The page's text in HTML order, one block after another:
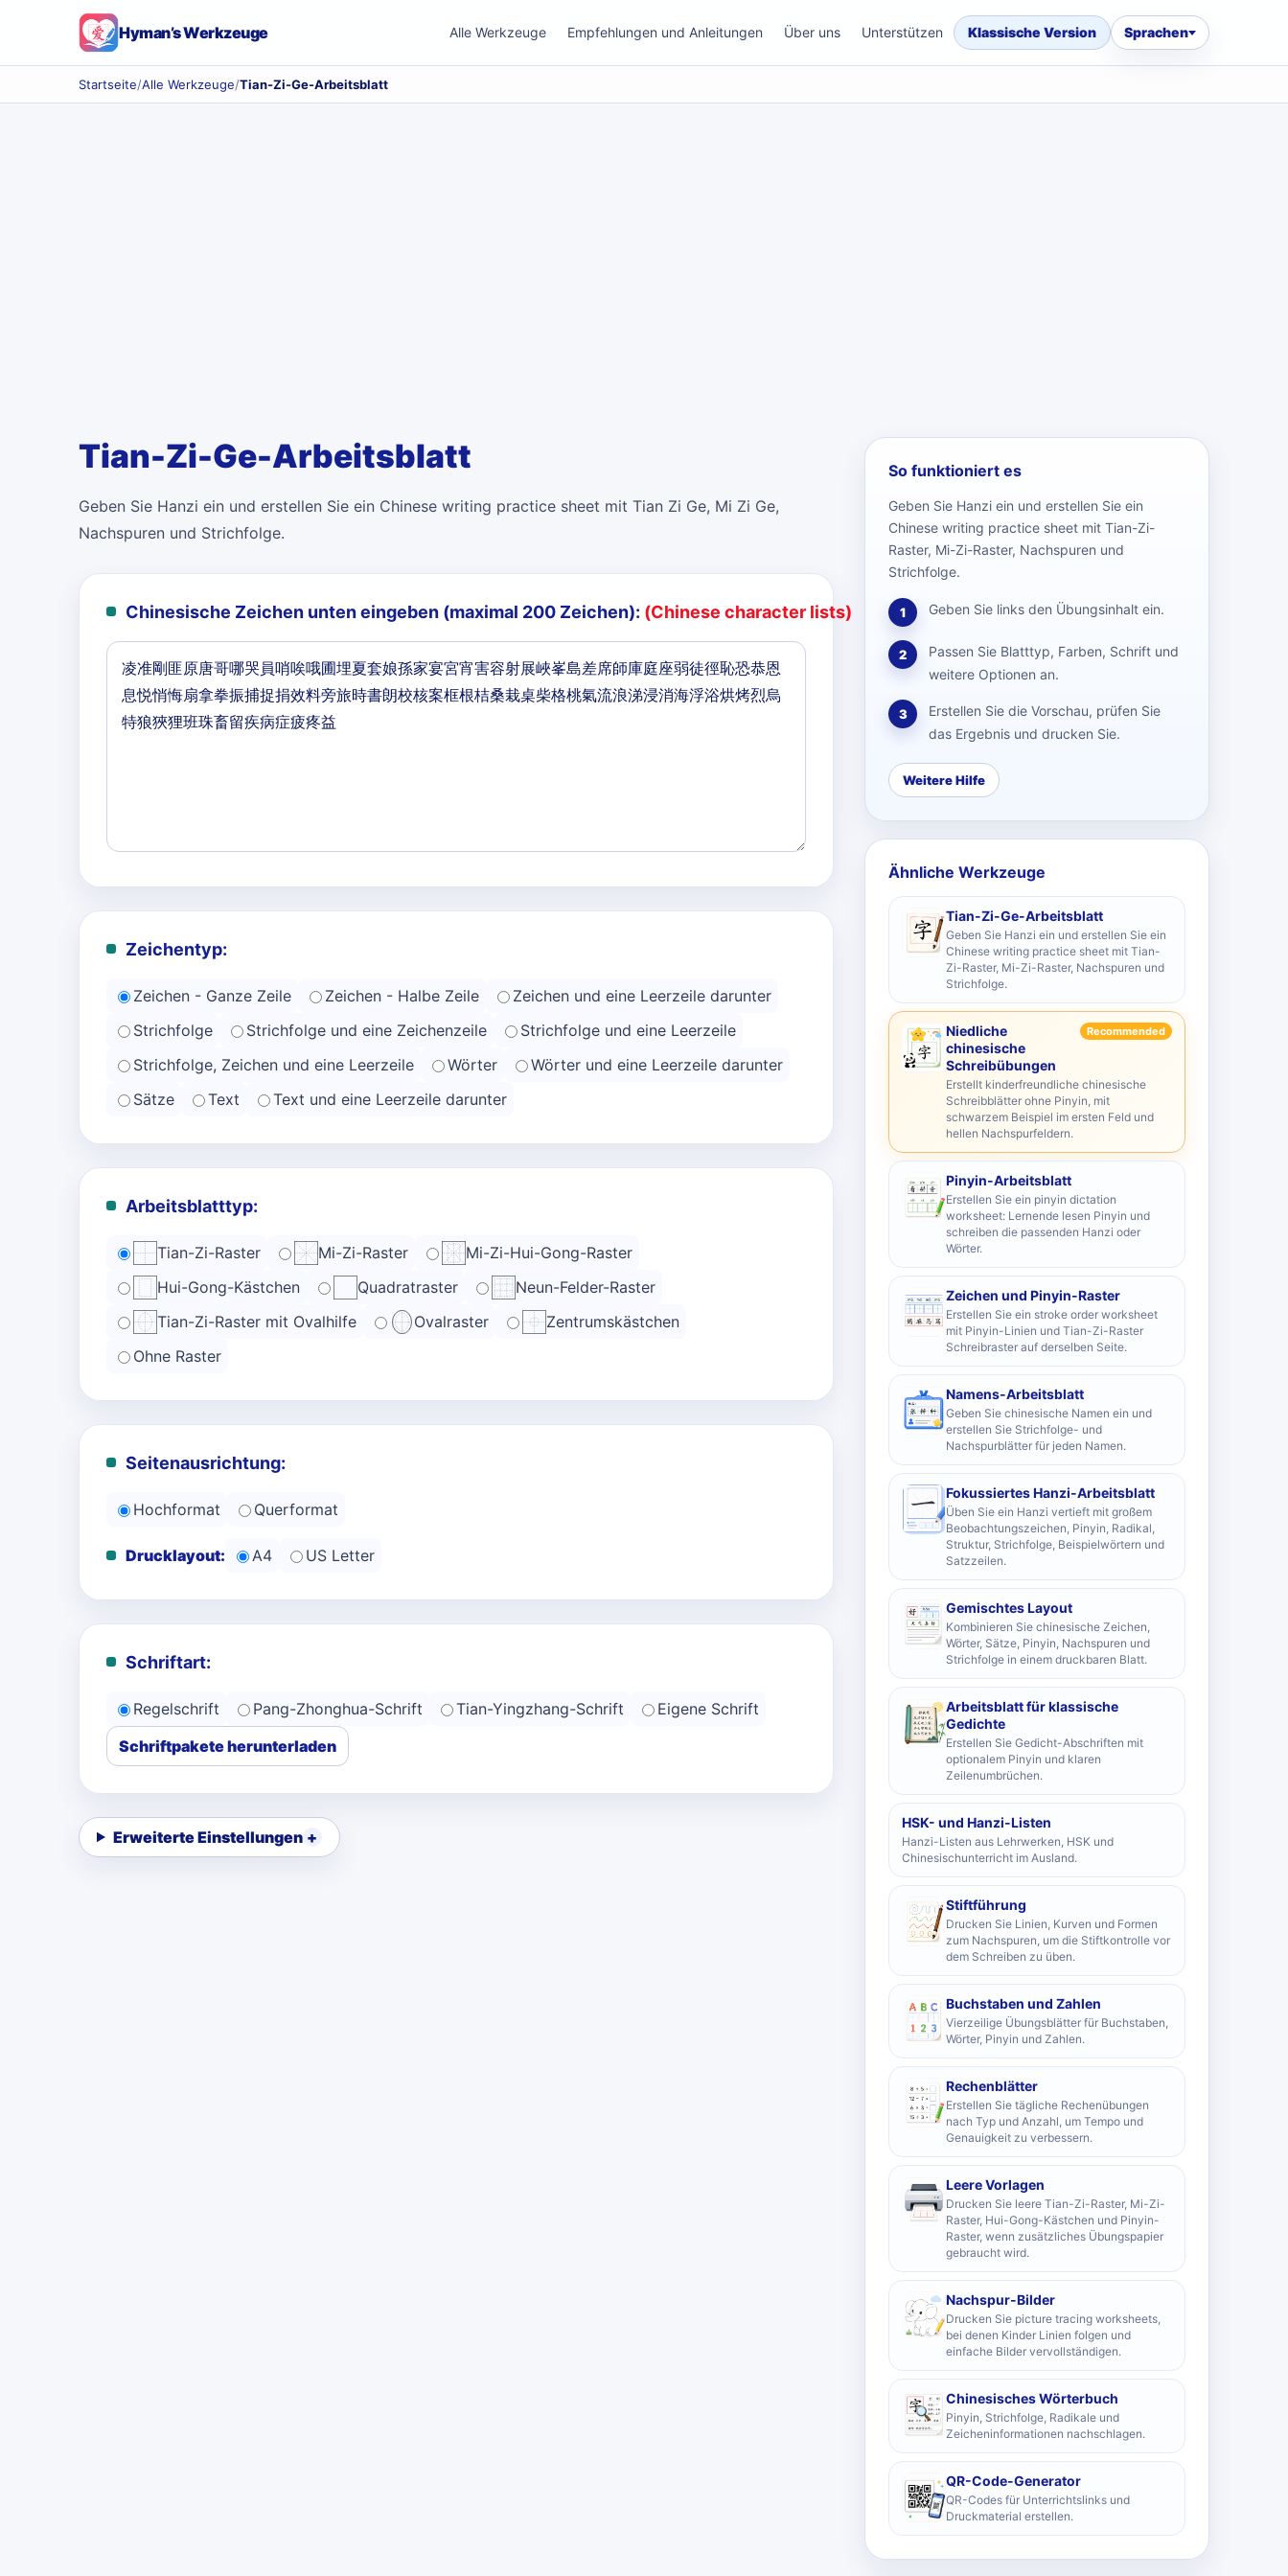
Hyman’s Werkzeuge Alle Werkzeuge Empfehlungen und Anleitungen Über uns Unterstützen Klassische Version Sprachen
Startseite/Alle Werkzeuge/Tian-Zi-Ge-Arbeitsblatt
Tian-Zi-Ge-Arbeitsblatt
Geben Sie Hanzi ein und erstellen Sie ein Chinese writing practice sheet mit Tian Zi Ge, Mi Zi Ge,
Nachspuren und Strichfolge.
Chinesische Zeichen unten eingeben (maximal 200 Zeichen): (Chinese character lists)
Zeichentyp:
Zeichen - Ganze Zeile Zeichen - Halbe Zeile
Zeichen und eine Leerzeile darunter
Strichfolge
Strichfolge und eine Zeichenzeile
Strichfolge und eine Leerzeile
Strichfolge, Zeichen und eine Leerzeile
Wörter
Wörter und eine Leerzeile darunter
Sätze
Text Text und eine Leerzeile darunter
Arbeitsblatttyp:
Tian-Zi-Raster Mi-Zi-Raster
Mi-Zi-Hui-Gong-Raster
Hui-Gong-Kästchen
Quadratraster
Neun-Felder-Raster
Tian-Zi-Raster mit Ovalhilfe
Ovalraster
Zentrumskästchen
Ohne Raster
Seitenausrichtung:
Hochformat Querformat
Drucklayout: A4 US Letter
Schriftart:
Regelschrift Pang-Zhonghua-Schrift Tian-Yingzhang-Schrift
Eigene Schrift
Schriftpakete herunterladen
Erweiterte Einstellungen
So funktioniert es
Geben Sie Hanzi ein und erstellen Sie ein
Chinese writing practice sheet mit Tian-Zi-
Raster, Mi-Zi-Raster, Nachspuren und
Strichfolge.
1 Geben Sie links den Übungsinhalt ein.
2
Passen Sie Blatttyp, Farben, Schrift und
weitere Optionen an.
3
Erstellen Sie die Vorschau, prüfen Sie
das Ergebnis und drucken Sie.
Weitere Hilfe
Ähnliche Werkzeuge
Tian-Zi-Ge-Arbeitsblatt
Geben Sie Hanzi ein und erstellen Sie ein
Chinese writing practice sheet mit Tian-
Zi-Raster, Mi-Zi-Raster, Nachspuren und
Strichfolge.
Niedliche
chinesische
Schreibübungen
Recommended
Erstellt kinderfreundliche chinesische
Schreibblätter ohne Pinyin, mit
schwarzem Beispiel im ersten Feld und
hellen Nachspurfeldern.
Pinyin-Arbeitsblatt
Erstellen Sie ein pinyin dictation
worksheet: Lernende lesen Pinyin und
schreiben die passenden Hanzi oder
Wörter.
Zeichen und Pinyin-Raster
Erstellen Sie ein stroke order worksheet
mit Pinyin-Linien und Tian-Zi-Raster
Schreibraster auf derselben Seite.
Namens-Arbeitsblatt
Geben Sie chinesische Namen ein und
erstellen Sie Strichfolge- und
Nachspurblätter für jeden Namen.
Fokussiertes Hanzi-Arbeitsblatt
Üben Sie ein Hanzi vertieft mit großem
Beobachtungszeichen, Pinyin, Radikal,
Struktur, Strichfolge, Beispielwörtern und
Satzzeilen.
Gemischtes Layout
Kombinieren Sie chinesische Zeichen,
Wörter, Sätze, Pinyin, Nachspuren und
Strichfolge in einem druckbaren Blatt.
Arbeitsblatt für klassische
Gedichte
Erstellen Sie Gedicht-Abschriften mit
optionalem Pinyin und klaren
Zeilenumbrüchen.
HSK- und Hanzi-Listen
Hanzi-Listen aus Lehrwerken, HSK und
Chinesischunterricht im Ausland.
Stiftführung
Drucken Sie Linien, Kurven und Formen
zum Nachspuren, um die Stiftkontrolle vor
dem Schreiben zu üben.
Buchstaben und Zahlen
Vierzeilige Übungsblätter für Buchstaben,
Wörter, Pinyin und Zahlen.
Rechenblätter
Erstellen Sie tägliche Rechenübungen
nach Typ und Anzahl, um Tempo und
Genauigkeit zu verbessern.
Leere Vorlagen
Drucken Sie leere Tian-Zi-Raster, Mi-Zi-
Raster, Hui-Gong-Kästchen und Pinyin-
Raster, wenn zusätzliches Übungspapier
gebraucht wird.
Nachspur-Bilder
Drucken Sie picture tracing worksheets,
bei denen Kinder Linien folgen und
einfache Bilder vervollständigen.
Chinesisches Wörterbuch
Pinyin, Strichfolge, Radikale und
Zeicheninformationen nachschlagen.
QR-Code-Generator
QR-Codes für Unterrichtslinks und
Druckmaterial erstellen.